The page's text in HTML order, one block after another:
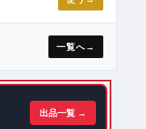
一覧へ
出品一覧 →